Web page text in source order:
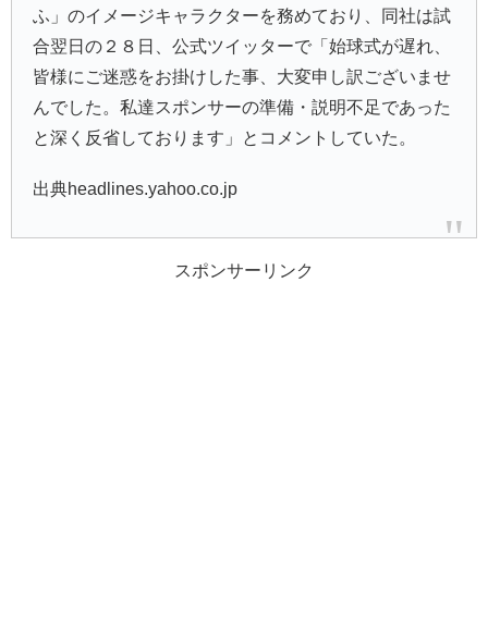
ふ」のイメージキャラクターを務めており、同社は試
合翌日の２８日、公式ツイッターで「始球式が遅れ、
皆様にご迷惑をお掛けした事、大変申し訳ございませ
んでした。私達スポンサーの準備・説明不足であった
と深く反省しております」とコメントしていた。
出典headlines.yahoo.co.jp
スポンサーリンク